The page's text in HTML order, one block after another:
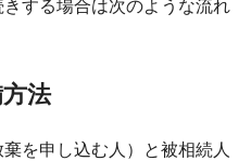
する場合は次のような流れ
法
を申し込む人）と被相続人